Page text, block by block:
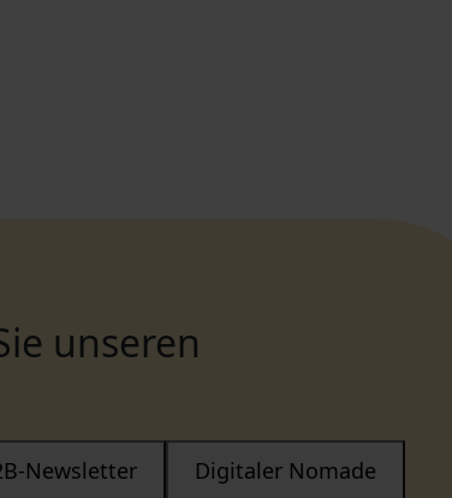
unseren
Newsletter Digitaler Nomade